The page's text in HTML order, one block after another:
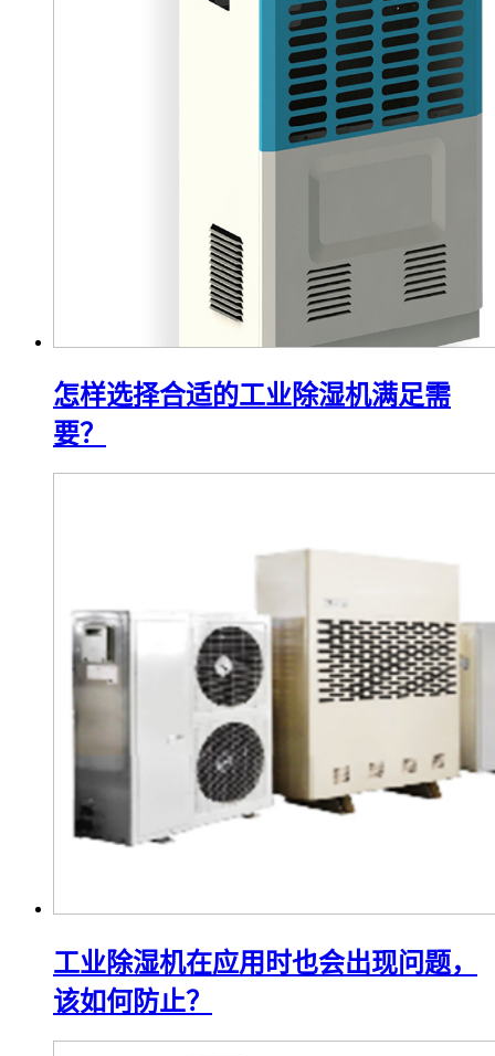
怎样选择合适的工业除湿机满足需
要？
工业除湿机在应用时也会出现问题，
该如何防止？